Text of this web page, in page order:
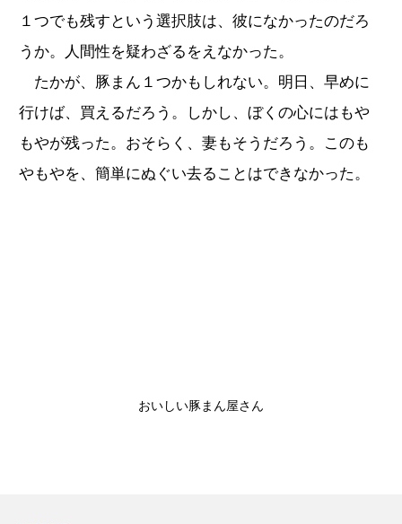
１つでも残すという選択肢は、彼になかったのだろ
うか。人間性を疑わざるをえなかった。
たかが、豚まん１つかもしれない。明日、早めに
行けば、買えるだろう。しかし、ぼくの心にはもや
もやが残った。おそらく、妻もそうだろう。このも
やもやを、簡単にぬぐい去ることはできなかった。
おいしい豚まん屋さん